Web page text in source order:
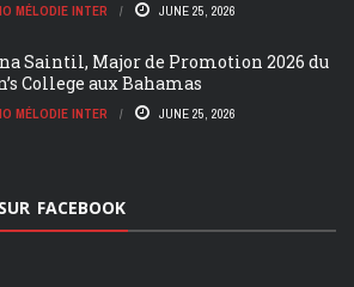
MÉLODIE INTER JUNE 25, 2026
Saintil, Major de Promotion 2026 du
College aux Bahamas
MÉLODIE INTER JUNE 25, 2026
FACEBOOK